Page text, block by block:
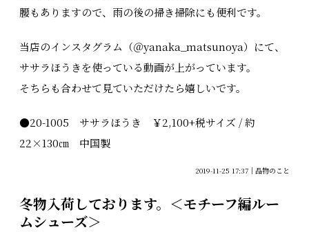
腰もありますので、雨の後の掃き掃除にも便利です。
当店のインスタグラム（＠yanaka_matsunoya）にて、
ササラほうきを使っている動画が上がっています。
そちらも合わせて見ていただけたら嬉しいです。
●20-1005 ササラほうき ￥2,100+税サイズ / 約
22×130㎝ 中国製
2019-11-25 17:37 品物のこと
冬物入荷しております。＜モチーフ編ルー
ムシューズ＞